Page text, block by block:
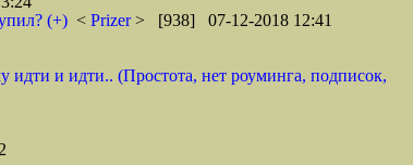
(+) < Prizer> [938] 07-12-2018 12:41
идти и идти.. (Простота, нет роуминга, подписок,